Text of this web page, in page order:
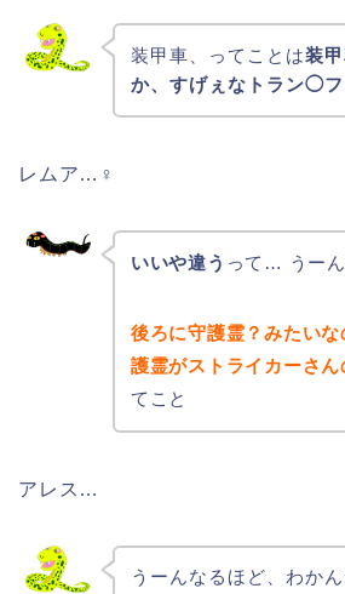
装甲車、ってことは装
か、すげぇなトラン◯
レムア…♀
いいや違う って… うー
後ろに守護霊？みたい
護霊がストライカーさ
てこと
アレス…
うーんなるほど、わかん